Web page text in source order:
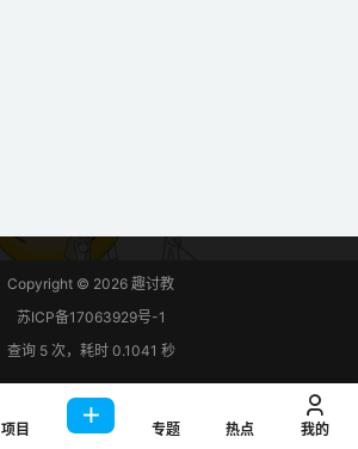
Copyright © 2026 趣讨教
苏ICP备17063929号-1
查询 5 次，耗时 0.1041 秒
项目 专题 热点 我的